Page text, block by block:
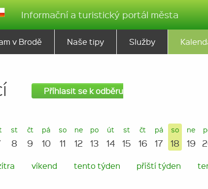
Informační a turistický portál města
v Brodě Naše tipy Služby
Příhlasit se k odběru
st
8
čt
9
pá
10
so
11
ne
12
po
13
út
14
st
15
čt
16
pá
17
so
18
ne
19
víkend tento týden příští týden